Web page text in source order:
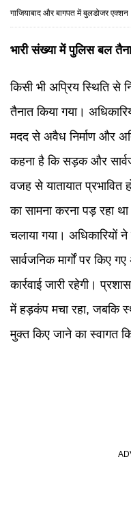
गाजियाबाद और बागपत में बुलडोजर एक्शन
भारी संख्या में पुलिस बल
किसी भी अप्रिय स्थिति से
तैनात किया गया।
मदद से अवैध निर्माण और
कहना है कि सड़क और
वजह से यातायात प्रभावित
का सामना करना पड़ रहा
चलाया गया। अधिकारियों
सार्वजनिक मार्गों पर
कार्रवाई जारी रहेगी।
में हड़कंप मचा रहा, जबकि
मुक्त किए जाने का स्वागत